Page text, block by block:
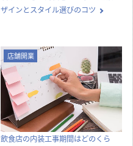
ザインとスタイル選びのコツ
店舗開業
飲食店の内装工事期間はどのくら